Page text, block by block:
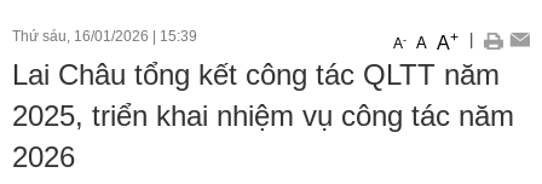
Thứ sáu, 16/01/2026 15:39 A- A A+
Lai Châu tổng kết công tác QLTT năm
2025, triển khai nhiệm vụ công tác năm
2026